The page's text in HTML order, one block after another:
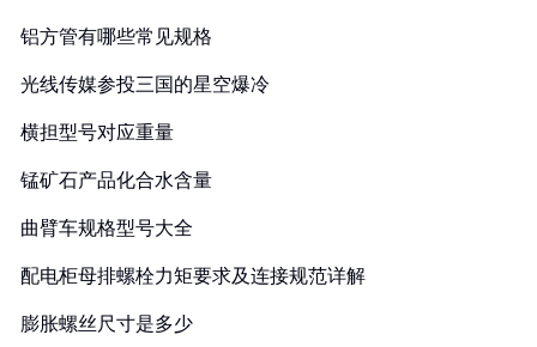
铝方管有哪些常见规格
光线传媒参投三国的星空爆冷
横担型号对应重量
锰矿石产品化合水含量
曲臂车规格型号大全
配电柜母排螺栓力矩要求及连接规范详解
膨胀螺丝尺寸是多少